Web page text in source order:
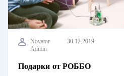
Novator
Admin
30.12.2019
Подарки от РОББО